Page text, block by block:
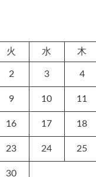
火 水 木
2 3 4
9 10 11
16 17 18
23 24 25
30